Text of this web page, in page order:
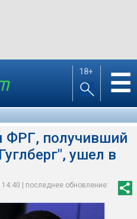
18+ ☰
ФРГ, получивший
ушел в
| последнее обновление: